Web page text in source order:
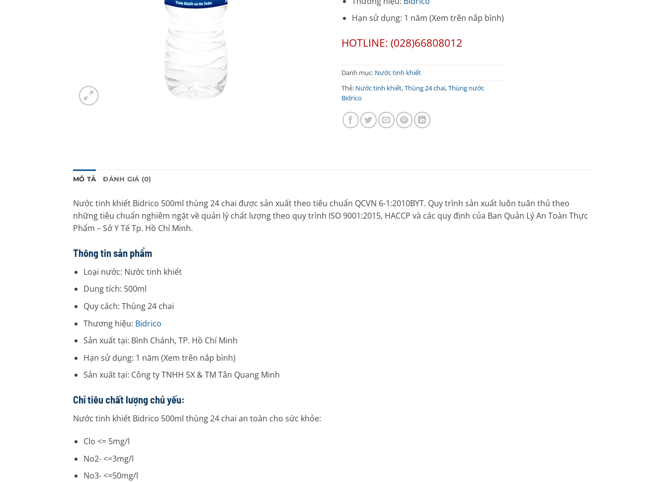
Hạn sử dụng: 1 năm (Xem trên nắp bình)
HOTLINE: (028)66808012
Danh mục: Nước tinh khiết
Thẻ: Nước tinh khiết,Thùng 24 chai,Thùng nước
Bidrico
MÔ TẢ ĐÁNH GIÁ (0)
Nước tinh khiết Bidrico 500ml thùng 24 chai được sản xuất theo tiêu chuẩn QCVN 6-1:2010BYT. Quy trình sản xuất luôn tuân thủ theo
những tiêu chuẩn nghiêm ngặt về quản lý chất lượng theo quy trình ISO 9001:2015, HACCP và các quy định của Ban Quản Lý An Toàn Thực
Phẩm – Sở Y Tế Tp. Hồ Chí Minh.
Thông tin sản phẩm
Loại nước: Nước tinh khiết
Dung tích: 500ml
Quy cách: Thùng 24 chai
Thương hiệu: Bidrico
Sản xuất tại: Bình Chánh, TP. Hồ Chí Minh
Hạn sử dụng: 1 năm (Xem trên nắp bình)
Sản xuất tại: Công ty TNHH SX & TM Tân Quang Minh
Chỉ tiêu chất lượng chủ yếu:
Nước tinh khiết Bidrico 500ml thùng 24 chai an toàn cho sức khỏe:
Clo <= 5mg/l
No2- <=3mg/l
No3- <=50mg/l